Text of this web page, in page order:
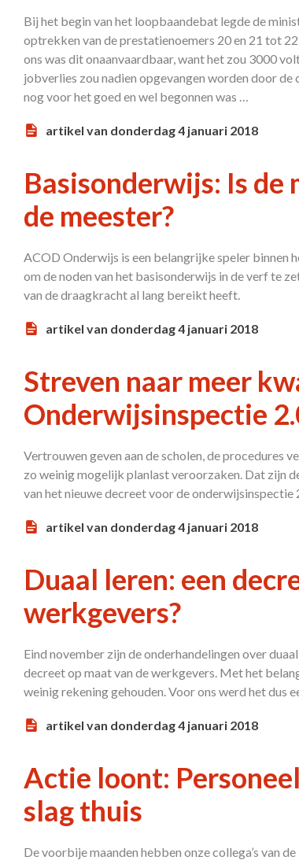
Bij het begin van het loopbaandebat legde de
optrekken van de prestatienoemers 20 en 21 tot
ons was dit onaanvaardbaar, want het zou 3000
jobverlies zou nadien opgevangen worden door
nog voor het goed en wel begonnen was …
artikel van donderdag 4 januari 2018
Basisonderwijs: Is de
de meester?
ACOD Onderwijs is een belangrijke speler binnen
om de noden van het basisonderwijs in de verf te
van de draagkracht al lang bereikt heeft.
artikel van donderdag 4 januari 2018
Streven naar meer
Onderwijsinspectie
Vertrouwen geven aan de scholen, de procedures
zo weinig mogelijk planlast veroorzaken. Dat zijn
van het nieuwe decreet voor de onderwijsinspectie
artikel van donderdag 4 januari 2018
Duaal leren: een
werkgevers?
Eind november zijn de onderhandelingen over
decreet op maat van de werkgevers. Met het
weinig rekening gehouden. Voor ons werd het dus
artikel van donderdag 4 januari 2018
Actie loont:
slag thuis
De voorbije maanden hebben onze collega’s van